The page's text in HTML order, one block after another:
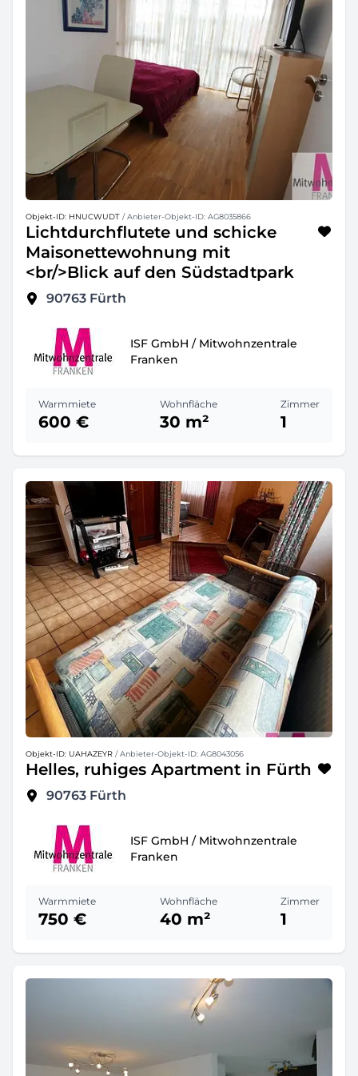
Objekt-ID: HNUCWUDT / Anbieter-Objekt-ID: AG8035866
Lichtdurchflutete und schicke
Maisonettewohnung mit
<br/>Blick auf den Südstadtpark
90763 Fürth
ISF GmbH / Mitwohnzentrale
Franken
Warmmiete
600 €
Wohnfläche
30 m²
Zimmer
1
Objekt-ID: UAHAZEYR / Anbieter-Objekt-ID: AG8043056
Helles, ruhiges Apartment in Fürth
90763 Fürth
ISF GmbH / Mitwohnzentrale
Franken
Warmmiete
750 €
Wohnfläche
40 m²
Zimmer
1